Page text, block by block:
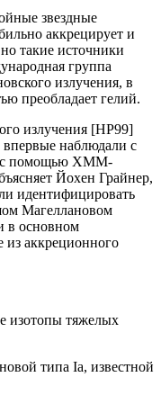
звездные
аккрецирует и
такие источники
группа
излучения, в
преобладает гелий.
излучения [HP99]
впервые наблюдали с
помощью XMM-
Йохен Грайнер,
идентифицировать
Магеллановом
в основном
аккреционного
изотопы тяжелых
типа Ia, известной